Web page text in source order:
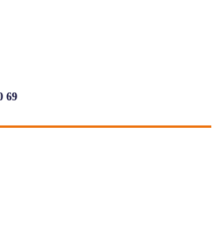
69